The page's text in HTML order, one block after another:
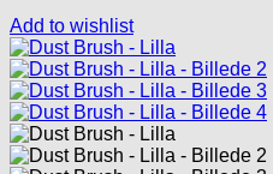
Add to wishlist